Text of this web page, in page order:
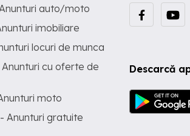
Descarcă
auto/moto
imobiliare
locuri de munca
Anunturi cu oferte de
moto
- Anunturi gratuite